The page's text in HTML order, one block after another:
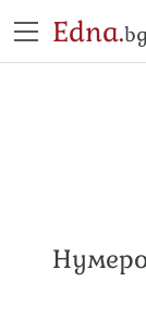
Edna.bg